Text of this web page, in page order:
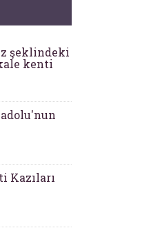
şeklindeki
kenti
Kazıları